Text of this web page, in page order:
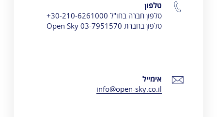
טלפון
טלפון חברה בחו"ל 30-210-6261000+
טלפון בחברת 03-7951570 Open Sky
אימייל
info@open-sky.co.il